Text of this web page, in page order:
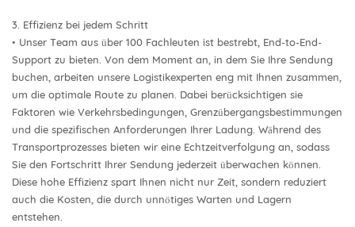
3. Effizienz bei jedem Schritt
• Unser Team aus über 100 Fachleuten ist bestrebt, End-to-End-
Support zu bieten. Von dem Moment an, in dem Sie Ihre Sendung
buchen, arbeiten unsere Logistikexperten eng mit Ihnen zusammen,
um die optimale Route zu planen. Dabei berücksichtigen sie
Faktoren wie Verkehrsbedingungen, Grenzübergangsbestimmungen
und die spezifischen Anforderungen Ihrer Ladung. Während des
Transportprozesses bieten wir eine Echtzeitverfolgung an, sodass
Sie den Fortschritt Ihrer Sendung jederzeit überwachen können.
Diese hohe Effizienz spart Ihnen nicht nur Zeit, sondern reduziert
auch die Kosten, die durch unnötiges Warten und Lagern
entstehen.